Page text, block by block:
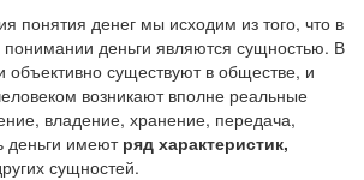
понятия денег мы исходим из того, что в
деньги являются сущностью. В
объективно существуют в обществе, и
возникают вполне реальные
владение, хранение, передача,
деньги имеютряд характеристик,
сущностей.